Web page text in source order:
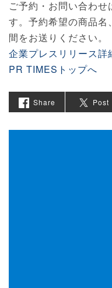
ご予約・お問い合わ
す。予約希望の商品
間をお送りください。
企業プレスリリース詳
PR TIMESトップへ
Share Post